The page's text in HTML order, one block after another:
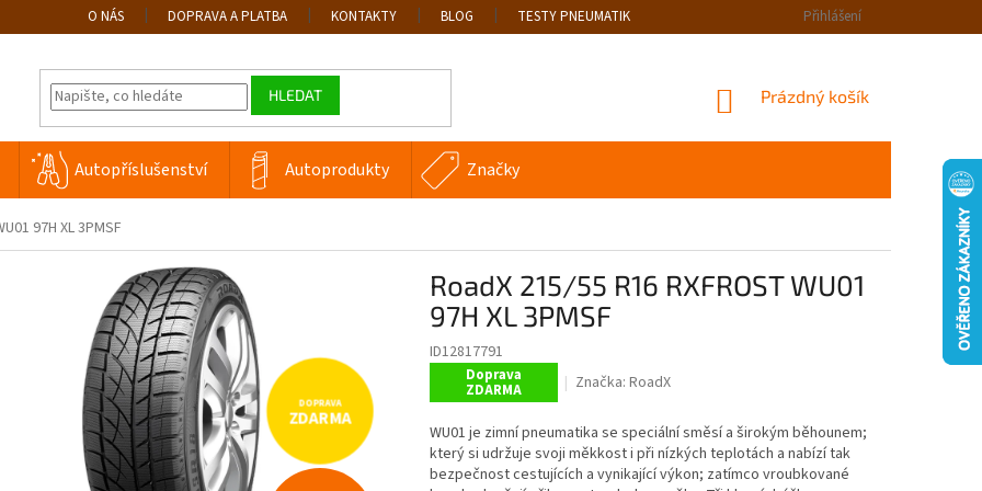
O NÁS DOPRAVA A PLATBA KONTAKTY BLOG TESTY PNEUMATIK Přihlášení
HLEDAT
NÁKUPNÍ
Prázdný košík
Autopříslušenství Autoprodukty Značky
97H XL 3PMSF
ZDARMA
RoadX 215/55 R16 RXFROST WU01
97H XL 3PMSF
ID12817791
Doprava
ZDARMA Značka:RoadX
WU01 je zimní pneumatika se speciální směsí a širokým běhounem;
který si udržuje svoji měkkost i při nízkých teplotách a nabízí tak
bezpečnost cestujících a vynikající výkon; zatímco vroubkované